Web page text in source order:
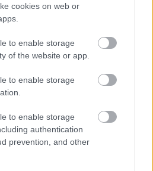
cookies on web or
to enable storage
of the website or app.
to enable storage
to enable storage
authentication
prevention, and other